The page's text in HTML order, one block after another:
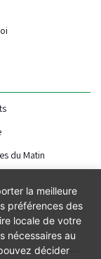
du Matin
la meilleure
préférences des
locale de votre
nécessaires au
décider